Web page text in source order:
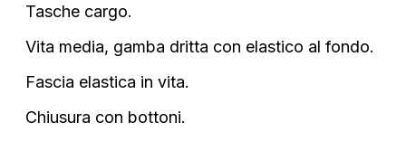
Tasche cargo.
Vita media, gamba dritta con elastico al fondo.
Fascia elastica in vita.
Chiusura con bottoni.